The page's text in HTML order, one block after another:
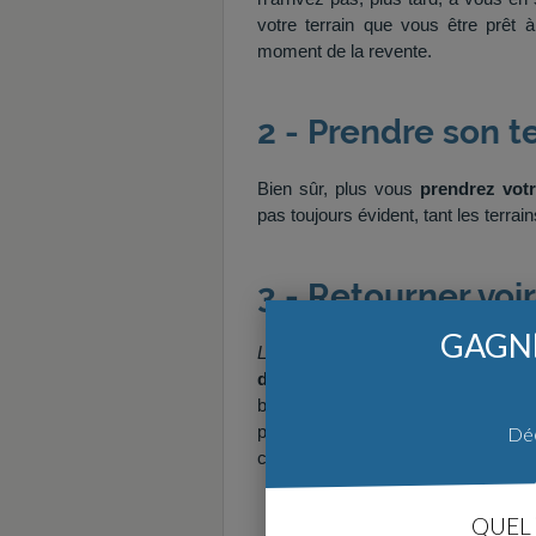
votre terrain que vous être prêt
moment de la revente.
2 - Prendre son
Bien sûr, plus vous prendrez
pas toujours évident, tant les
3 - Retourner
La copiniere vous conseille aussi
différentes heures de la
bruits de voisinage selon le jour ou
par exemple)… S'il vous plaît
conditions !
QUEL